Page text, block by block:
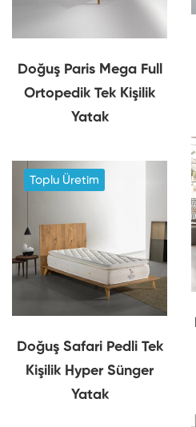
Doğuş Paris Mega Full
Ortopedik Tek Kişilik
Yatak
Toplu Üretim
Doğuş Safari Pedli Tek
Kişilik Hyper Sünger
Yatak